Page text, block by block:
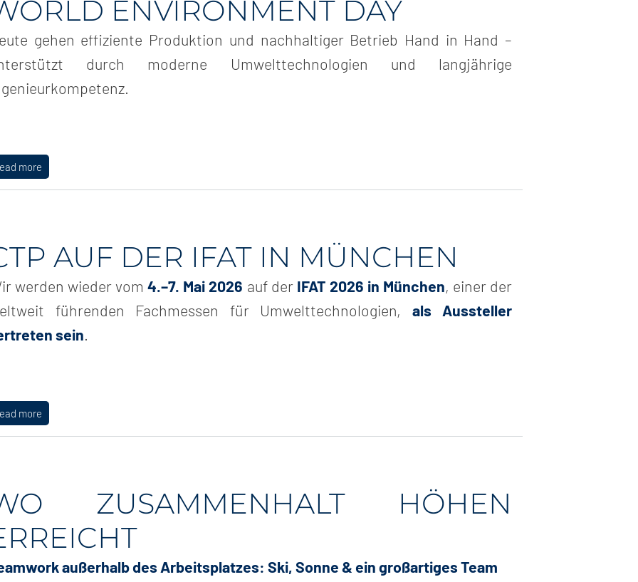
ENVIRONMENT DAY
gehen effiziente Produktion und nachhaltiger Betrieb Hand in Hand –
durch moderne Umwelttechnologien und langjährige
more
AUF DER IFAT IN MÜNCHEN
werden wieder vom4.–7. Mai 2026 auf der IFAT 2026 in München, einer der
führenden Fachmessen für Umwelttechnologien, als Aussteller
sein.
more
ZUSAMMENHALT HÖHEN
außerhalb des Arbeitsplatzes: Ski, Sonne & ein großartiges Team